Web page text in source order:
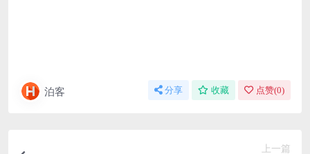
泊客 分享 收藏 点赞(0)
上一篇